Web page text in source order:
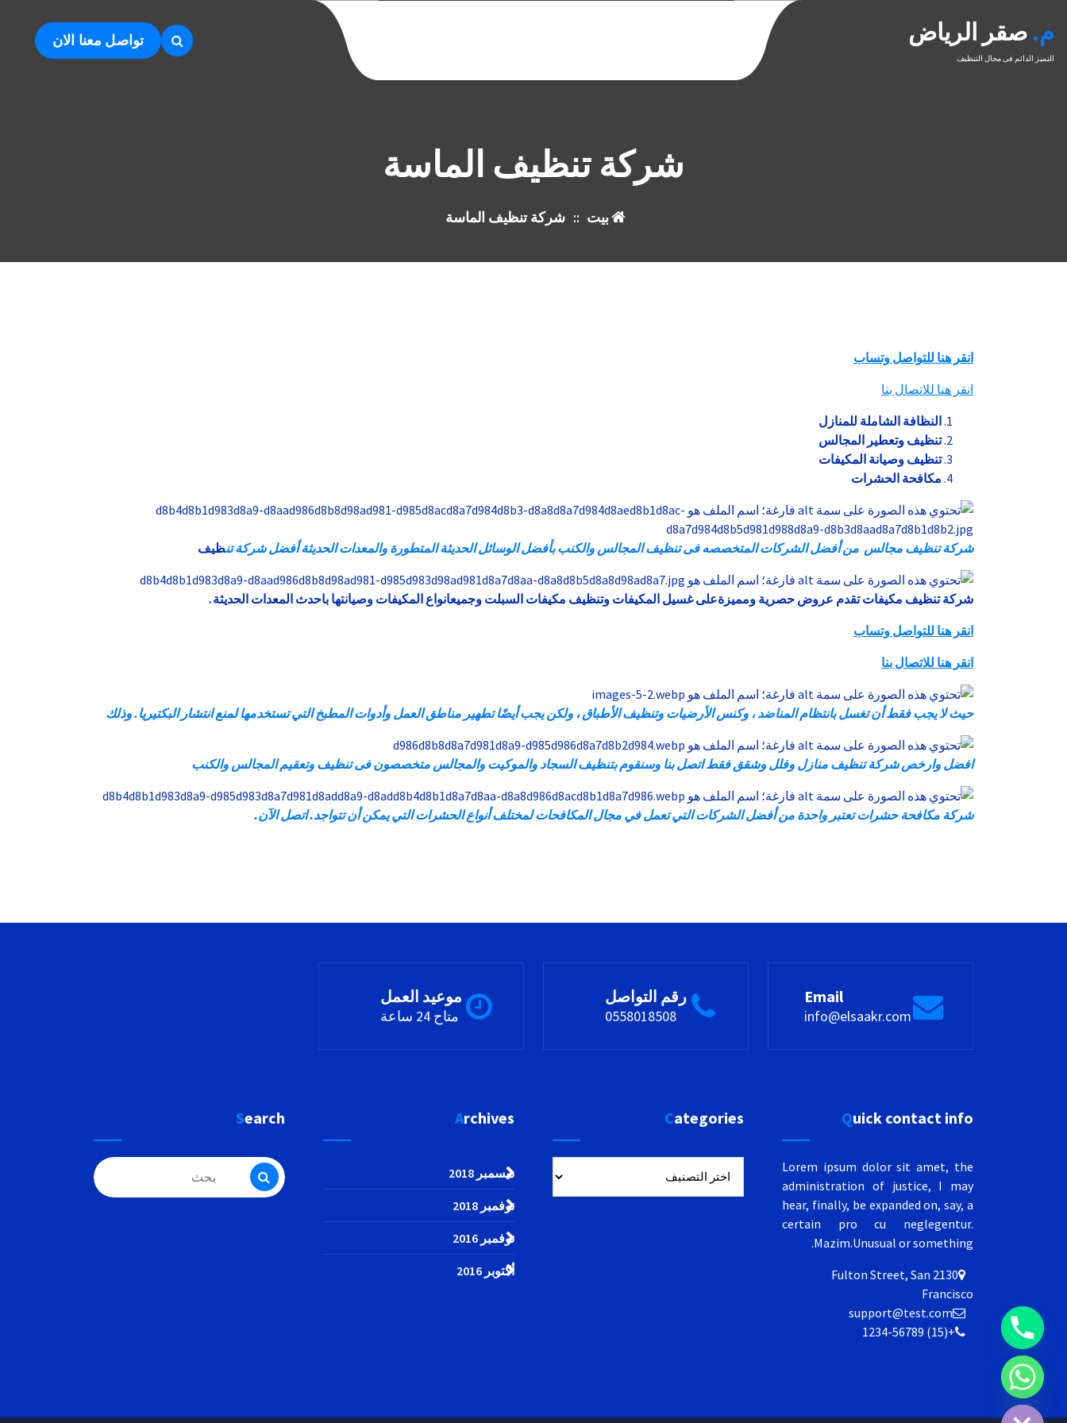
الى
المحتوى
م. صقر الرياض
التميز الدائم فى مجال التنظيف
تواصل معنا الان
شركة تنظيف الماسة
بيت :: شركة تنظيف الماسة
انقر هنا للتواصل وتساب
انقر هنا للاتصال بنا
النظافة الشاملة للمنازل
تنظيف وتعطير المجالس
تنظيف وصيانة المكيفات
مكافحة الحشرات
شركة تنظيف مجالس من أفضل الشركات المتخصصه فى تنظيف المجالس والكنب بأفضل الوسائل الحديثة المتطورة والمعدات الحديثة أفضل شركة تنظيف
شركة تنظيف مكيفات تقدم عروض حصرية ومميزةعلى غسيل المكيفات وتنظيف مكيفات السبلت وجميعانواع المكيفات وصيانتها باحدث المعدات الحديثة.
انقر هنا للتواصل وتساب
انقر هنا للاتصال بنا
حيث لا يجب فقط أن تغسل بانتظام المناضد ، وكنس الأرضيات وتنظيف الأطباق ، ولكن يجب أيضًا تطهير مناطق العمل وأدوات المطبخ التي تستخدمها لمنع انتشار البكتيريا. وذلك
افضل وارخص شركة تنظيف منازل وفلل وشقق فقط اتصل بنا وسنقوم بتنظيف السجاد والموكيت والمجالس متخصصون فى تنظيف وتعقيم المجالس والكنب
شركة مكافحة حشرات تعتبر واحدة من أفضل الشركات التي تعمل في مجال المكافحات لمختلف أنواع الحشرات التي يمكن أن تتواجد. اتصل الآن.
Email
info@elsaakr.com
رقم التواصل
0558018508
موعيد العمل
متاح 24 ساعة
Quick contact info
Lorem ipsum dolor sit amet, the
administration of justice, I may
hear, finally, be expanded on, say, a
certain pro cu neglegentur.
Mazim.Unusual or something.
2130 Fulton Street, San
Francisco
support@test.com
+(15) 1234-56789
Categories
Archives
ديسمبر 2018
نوفمبر 2018
نوفمبر 2016
أكتوبر 2016
Search
البحث
عن:
Hide